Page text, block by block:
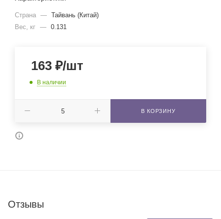
Страна — Тайвань (Китай)
Вес, кг — 0.131
163 ₽/шт
В наличии
В КОРЗИНУ
Отзывы